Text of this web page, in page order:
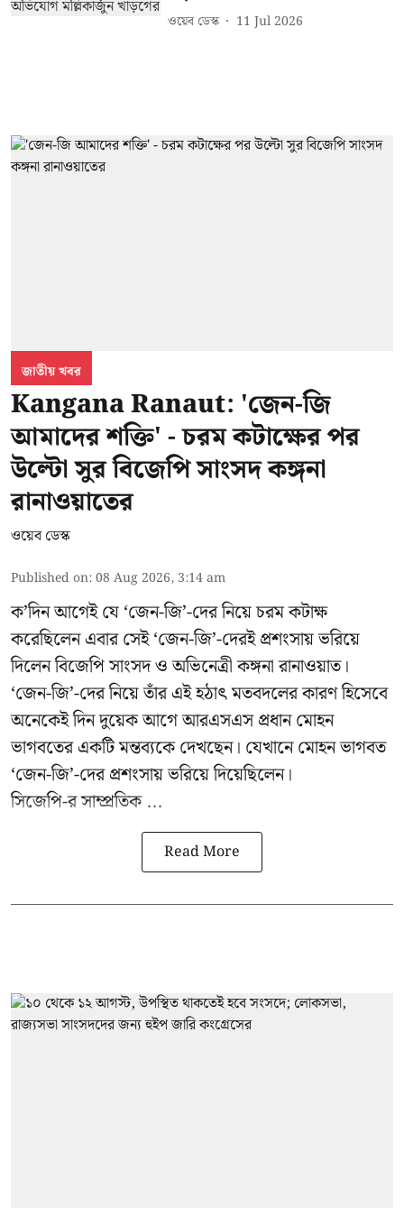
ওয়েব ডেস্ক 11 Jul 2026
জাতীয় খবর
Kangana Ranaut: 'জেন-জি
আমাদের শক্তি' - চরম কটাক্ষের পর
উল্টো সুর বিজেপি সাংসদ কঙ্গনা
রানাওয়াতের
ওয়েব ডেস্ক
Published on:08 Aug 2026, 3:14 am
ক’দিন আগেই যে ‘জেন-জি’-দের নিয়ে চরম কটাক্ষ
করেছিলেন এবার সেই ‘জেন-জি’-দেরই প্রশংসায় ভরিয়ে
দিলেন বিজেপি সাংসদ ও অভিনেত্রী কঙ্গনা রানাওয়াত।
‘জেন-জি’-দের নিয়ে তাঁর এই হঠাৎ মতবদলের কারণ হিসেবে
অনেকেই দিন দুয়েক আগে আরএসএস প্রধান মোহন
ভাগবতের একটি মন্তব্যকে দেখছেন। যেখানে মোহন ভাগবত
‘জেন-জি’-দের প্রশংসায় ভরিয়ে দিয়েছিলেন।
সিজেপি-রসাম্প্রতিক ...
Read More